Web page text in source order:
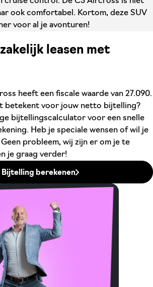
ook comfortabel. Kortom, deze SUV
voor al je avonturen!
leasen met
heeft een fiscale waarde van 27.090.
betekent voor jouw netto bijtelling?
bijtellingscalculator voor een snelle
Heb je speciale wensen of wil je
probleem, wij zijn er om je te
je graag verder!
Bijtelling berekenen